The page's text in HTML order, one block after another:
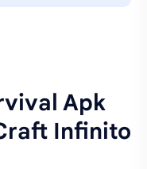
Apk
Infinito